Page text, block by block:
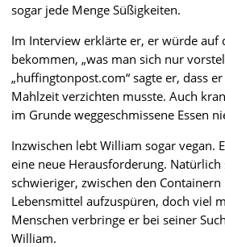
sogar jede Menge Süßigkeiten.
Im Interview erklärte er, er würde auf
bekommen, „was man sich nur
„huffingtonpost.com“ sagte er, dass
Mahlzeit verzichten musste. Auch
im Grunde weggeschmissene Essen
Inzwischen lebt William sogar vegan.
eine neue Herausforderung. Natürlich
schwieriger, zwischen den Containern
Lebensmittel aufzuspüren, doch viel
Menschen verbringe er bei seiner
William.